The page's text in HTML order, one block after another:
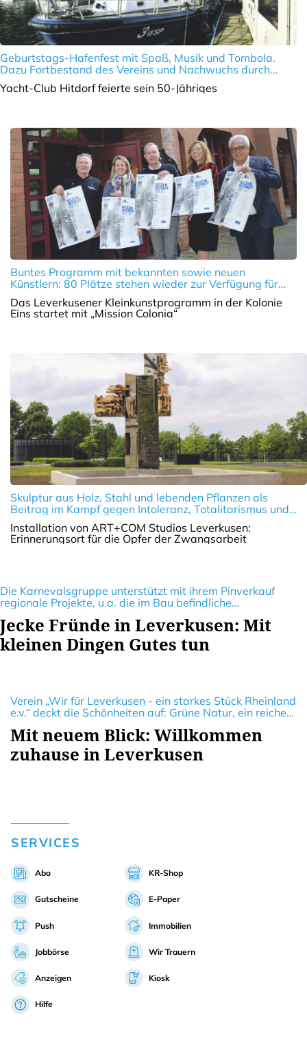
Geburtstags-Hafenfest mit Spaß, Musik und Tombola.
Dazu Fortbestand des Vereins und Nachwuchs durch
Erhalt der guten Kameradschaft und Zusammenhalt
Yacht-Club Hitdorf feierte sein 50-Jähriges
Buntes Programm mit bekannten sowie neuen
Künstlern: 80 Plätze stehen wieder zur Verfügung für
eine 100-prozentige Spielzeit. Zudem wurde die
Einlasszeit auf 18 Uhr geändert
Das Leverkusener Kleinkunstprogramm in der Kolonie
Eins startet mit „Mission Colonia“
Skulptur aus Holz, Stahl und lebenden Pflanzen als
Beitrag im Kampf gegen Intoleranz, Totalitarismus und
Hass. Zudem eine App, durch die die einzigartige Form
der Skulptur entschlüsselt wird
Installation von ART+COM Studios Leverkusen:
Erinnerungsort für die Opfer der Zwangsarbeit
Die Karnevalsgruppe unterstützt mit ihrem Pinverkauf
regionale Projekte, u.a. die im Bau befindliche
Jecke Fründe in Leverkusen: Mit
kleinen Dingen Gutes tun
Verein „Wir für Leverkusen - ein starkes Stück Rheinland
e.v.“ deckt die Schönheiten auf: Grüne Natur, ein reiches
Mit neuem Blick: Willkommen
zuhause in Leverkusen
SERVICES
Abo KR-Shop
Gutscheine E-Paper
Push Immobilien
Jobbörse Wir Trauern
Anzeigen Kiosk
Hilfe